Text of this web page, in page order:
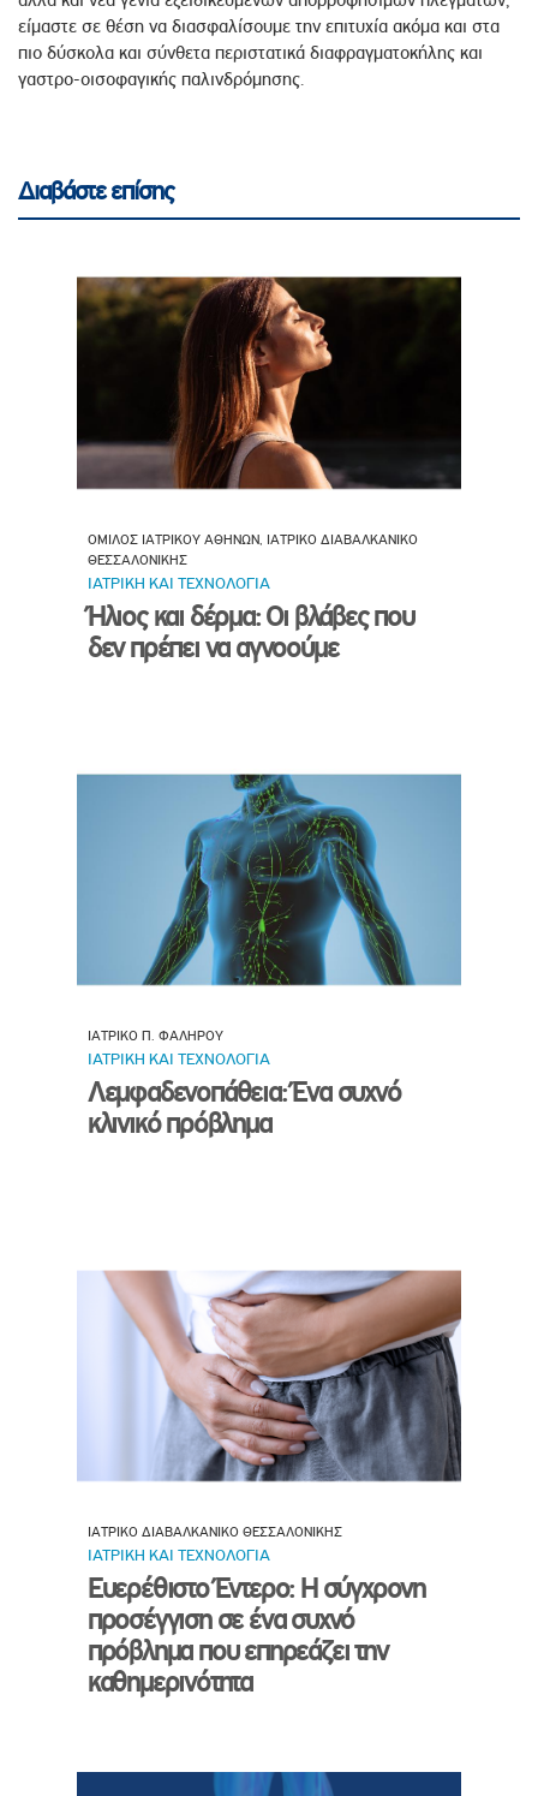
είμαστε σε θέση να διασφαλίσουμε την επιτυχία ακόμα και στα
πιο δύσκολα και σύνθετα περιστατικά διαφραγματοκήλης και
γαστρο-οισοφαγικής παλινδρόμησης.
Διαβάστε επίσης
ΟΜΙΛΟΣ ΙΑΤΡΙΚΟΥ ΑΘΗΝΩΝ, ΙΑΤΡΙΚΟ ΔΙΑΒΑΛΚΑΝΙΚΟ
ΘΕΣΣΑΛΟΝΙΚΗΣ
ΙΑΤΡΙΚΗ ΚΑΙ ΤΕΧΝΟΛΟΓΙΑ
Ήλιος και δέρμα: Οι βλάβες που
δεν πρέπει να αγνοούμε
ΙΑΤΡΙΚΟ Π. ΦΑΛΗΡΟΥ
ΙΑΤΡΙΚΗ ΚΑΙ ΤΕΧΝΟΛΟΓΙΑ
Λεμφαδενοπάθεια: Ένα συχνό
κλινικό πρόβλημα
ΙΑΤΡΙΚΟ ΔΙΑΒΑΛΚΑΝΙΚΟ ΘΕΣΣΑΛΟΝΙΚΗΣ
ΙΑΤΡΙΚΗ ΚΑΙ ΤΕΧΝΟΛΟΓΙΑ
Ευερέθιστο Έντερο: Η σύγχρονη
προσέγγιση σε ένα συχνό
πρόβλημα που επηρεάζει την
καθημερινότητα